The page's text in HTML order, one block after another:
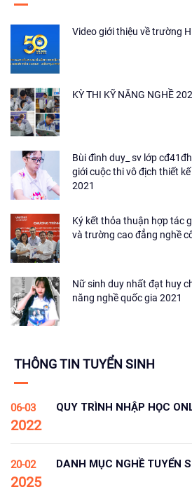
Video giới thiệu về trường
KỲ THI KỸ NĂNG NGHỀ
Bùi đình duy_ sv lớp
giới cuộc thi vô địch thiết
2021
Ký kết thỏa thuận hợp tác
và trường cao đẳng nghề
Nữ sinh duy nhất đạt huy
năng nghề quốc gia 2021
THÔNG TIN TUYỂN SINH
06-03
2022
QUY TRÌNH NHẬP HỌC
20-02
2025
DANH MỤC NGHỀ TUYỂN